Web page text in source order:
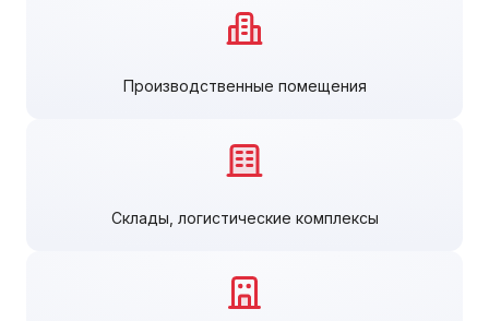
Производственные помещения
Склады, логистические комплексы